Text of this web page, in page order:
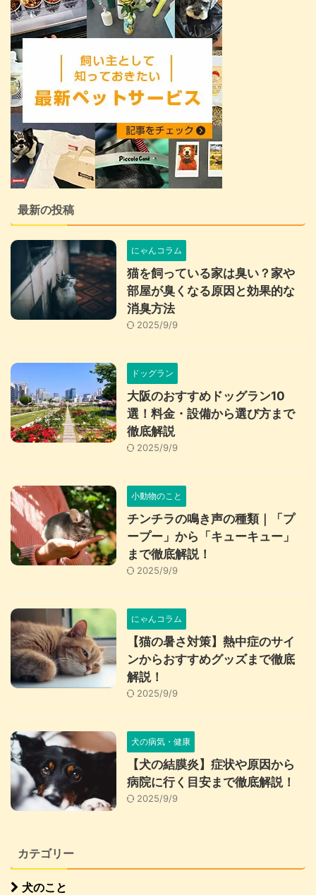
最新の投稿
にゃんコラム
猫を飼っている家は臭い？家や
部屋が臭くなる原因と効果的な
消臭方法
2025/9/9
ドッグラン
大阪のおすすめドッグラン10
選！料金・設備から選び方まで
徹底解説
2025/9/9
小動物のこと
チンチラの鳴き声の種類｜「プ
ープー」から「キューキュー」
まで徹底解説！
2025/9/9
にゃんコラム
【猫の暑さ対策】熱中症のサイ
ンからおすすめグッズまで徹底
解説！
2025/9/9
犬の病気・健康
【犬の結膜炎】症状や原因から
病院に行く目安まで徹底解説！
2025/9/9
カテゴリー
犬のこと